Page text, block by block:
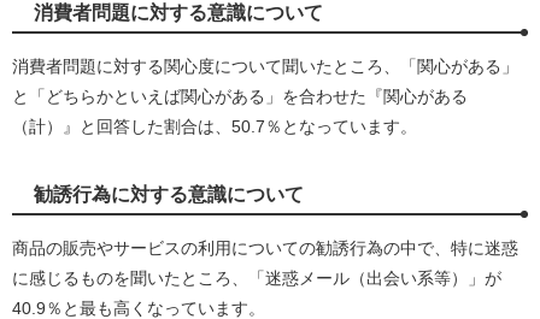
消費者問題に対する意識について
消費者問題に対する関心度について聞いたところ、「関心がある」
と「どちらかといえば関心がある」を合わせた『関心がある
（計）』と回答した割合は、50.7％となっています。
勧誘行為に対する意識について
商品の販売やサービスの利用についての勧誘行為の中で、特に迷惑
に感じるものを聞いたところ、「迷惑メール（出会い系等）」が
40.9％と最も高くなっています。